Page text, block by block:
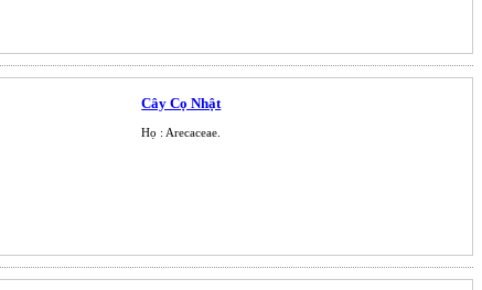
Cây Cọ Nhật
Họ : Arecaceae.